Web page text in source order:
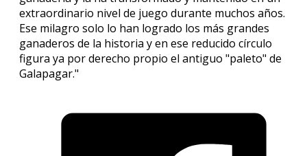
extraordinario nivel de juego durante muchos años.
Ese milagro solo lo han logrado los más grandes
ganaderos de la historia y en ese reducido círculo
figura ya por derecho propio el antiguo "paleto" de
Galapagar."